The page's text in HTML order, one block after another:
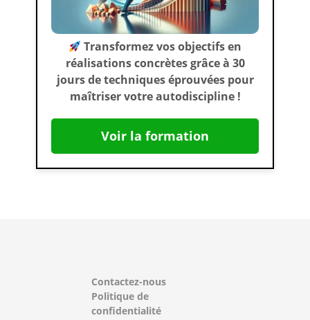
Transformez vos objectifs en
réalisations concrètes grâce à 30
jours de techniques éprouvées pour
maîtriser votre autodiscipline !
Voir la formation
Contactez-nous
Politique de
confidentialité